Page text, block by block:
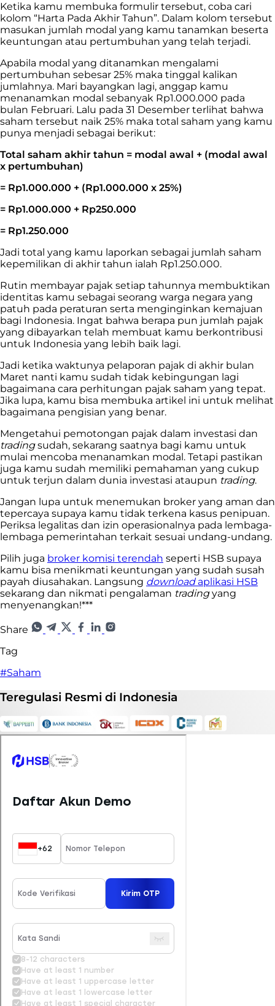
Ketika kamu membuka formulir tersebut, coba cari
kolom “Harta Pada Akhir Tahun”. Dalam kolom tersebut
masukan jumlah modal yang kamu tanamkan beserta
keuntungan atau pertumbuhan yang telah terjadi.
Apabila modal yang ditanamkan mengalami
pertumbuhan sebesar 25% maka tinggal kalikan
jumlahnya. Mari bayangkan lagi, anggap kamu
menanamkan modal sebanyak Rp1.000.000 pada
bulan Februari. Lalu pada 31 Desember terlihat bahwa
saham tersebut naik 25% maka total saham yang kamu
punya menjadi sebagai berikut:
Total saham akhir tahun = modal awal + (modal awal
x pertumbuhan)
= Rp1.000.000 + (Rp1.000.000 x 25%)
= Rp1.000.000 + Rp250.000
= Rp1.250.000
Jadi total yang kamu laporkan sebagai jumlah saham
kepemilikan di akhir tahun ialah Rp1.250.000.
Rutin membayar pajak setiap tahunnya membuktikan
identitas kamu sebagai seorang warga negara yang
patuh pada peraturan serta menginginkan kemajuan
bagi Indonesia. Ingat bahwa berapa pun jumlah pajak
yang dibayarkan telah membuat kamu berkontribusi
untuk Indonesia yang lebih baik lagi.
Jadi ketika waktunya pelaporan pajak di akhir bulan
Maret nanti kamu sudah tidak kebingungan lagi
bagaimana cara perhitungan pajak saham yang tepat.
Jika lupa, kamu bisa membuka artikel ini untuk melihat
bagaimana pengisian yang benar.
Mengetahui pemotongan pajak dalam investasi dan
tradingsudah, sekarang saatnya bagi kamu untuk
mulai mencoba menanamkan modal. Tetapi pastikan
juga kamu sudah memiliki pemahaman yang cukup
untuk terjun dalam dunia investasi ataupun trading.
Jangan lupa untuk menemukan broker yang aman dan
tepercaya supaya kamu tidak terkena kasus penipuan.
Periksa legalitas dan izin operasionalnya pada lembaga-
lembaga pemerintahan terkait sesuai undang-undang.
Pilih juga broker komisi terendah seperti HSB supaya
kamu bisa menikmati keuntungan yang sudah susah
payah diusahakan. Langsung downloadaplikasi HSB
sekarang dan nikmati pengalaman tradingyang
menyenangkan!***
Share
Tag
#Saham
Teregulasi Resmi di Indonesia